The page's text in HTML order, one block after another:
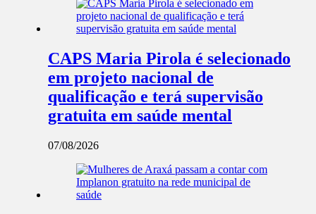
CAPS Maria Pirola é selecionado
em projeto nacional de
qualificação e terá supervisão
gratuita em saúde mental
07/08/2026